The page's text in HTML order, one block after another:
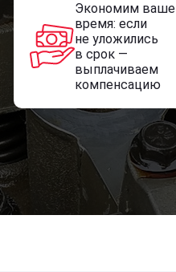
Экономим ваше
время: если
не уложились
в срок —
выплачиваем
компенсацию